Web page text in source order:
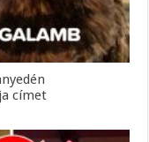
címet